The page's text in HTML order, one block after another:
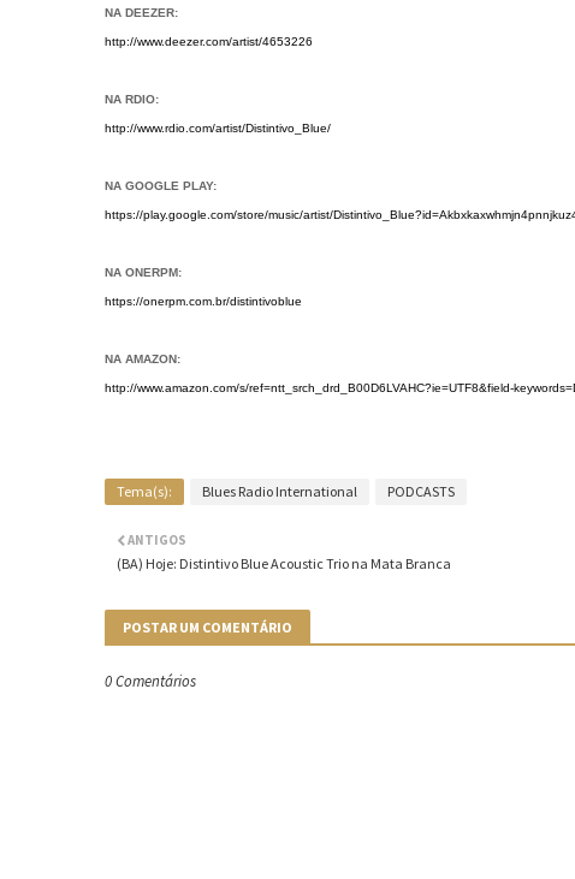
NA DEEZER:
http://www.deezer.com/artist/4653226
NA RDIO:
http://www.rdio.com/artist/Distintivo_Blue/
NA GOOGLE PLAY:
https://play.google.com/store/music/artist/
NA ONERPM:
https://onerpm.com.br/distintivoblue
NA AMAZON:
http://www.amazon.com/s/ref=ntt_srch_drd_B00D6LVAHC?ie=UTF8&field-
Tema(s): Blues Radio International PODCASTS
ANTIGOS
(BA) Hoje: Distintivo Blue Acoustic Trio na Mata Branca
POSTAR UM COMENTÁRIO
0 Comentários